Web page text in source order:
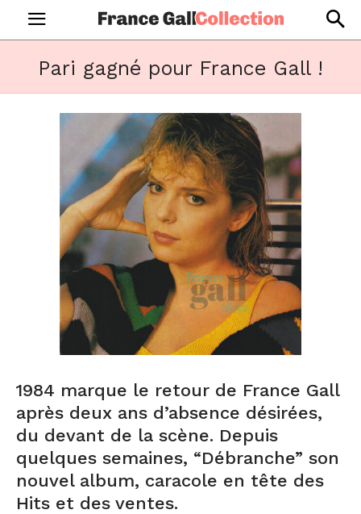
Pari gagné pour France Gall !
1984 marque le retour de France Gall
après deux ans d’absence désirées,
du devant de la scène. Depuis
quelques semaines, “Débranche” son
nouvel album, caracole en tête des
Hits et des ventes.